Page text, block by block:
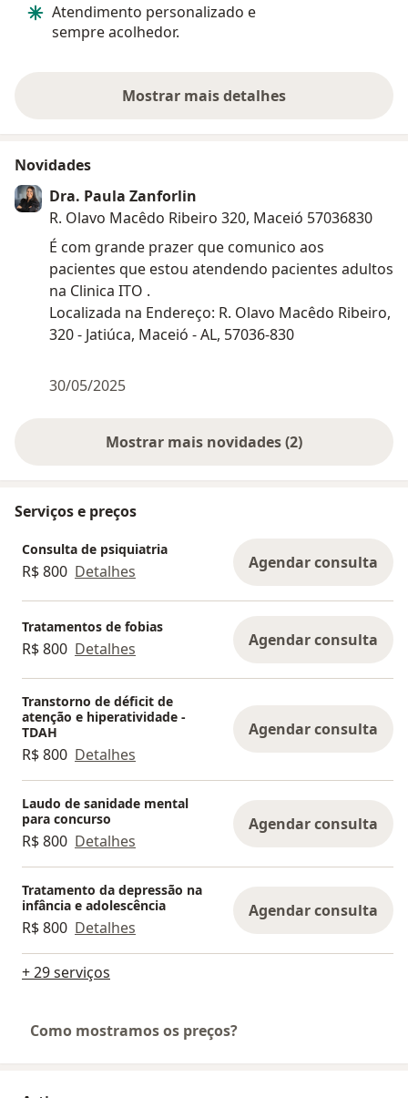
Atendimento personalizado e
sempre acolhedor.
Mostrar mais detalhes
sobre a experiência
Novidades
Dra. Paula Zanforlin
R. Olavo Macêdo Ribeiro 320, Maceió 57036830
É com grande prazer que comunico aos
pacientes que estou atendendo pacientes adultos
na Clinica ITO .
Localizada na Endereço: R. Olavo Macêdo Ribeiro,
320 - Jatiúca, Maceió - AL, 57036-830
30/05/2025
Mostrar mais novidades (2)
Serviços e preços
Consulta de psiquiatria
R$ 800 Detalhes Agendar consulta
Tratamentos de fobias
R$ 800 Detalhes Agendar consulta
Transtorno de déficit de
atenção e hiperatividade -
TDAH
R$ 800 Detalhes
Agendar consulta
Laudo de sanidade mental
para concurso
R$ 800 Detalhes
Agendar consulta
Tratamento da depressão na
infância e adolescência
R$ 800 Detalhes
Agendar consulta
+ 29 serviços
Como mostramos os preços?